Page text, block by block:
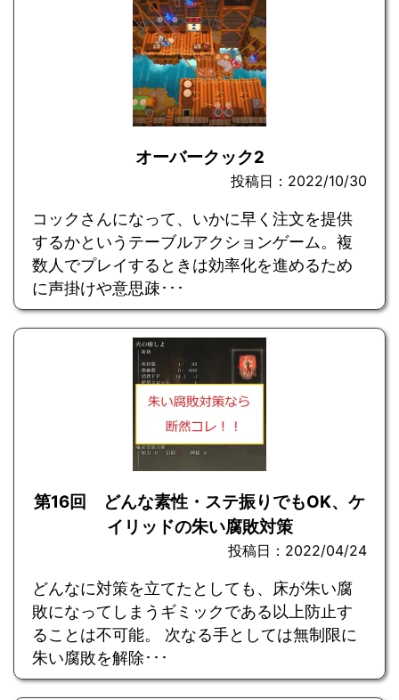
オーバークック2
投稿日：2022/10/30
コックさんになって、いかに早く注文を提供
するかというテーブルアクションゲーム。複
数人でプレイするときは効率化を進めるため
に声掛けや意思疎･･･
第16回 どんな素性・ステ振りでもOK、ケ
イリッドの朱い腐敗対策
投稿日：2022/04/24
どんなに対策を立てたとしても、床が朱い腐
敗になってしまうギミックである以上防止す
ることは不可能。 次なる手としては無制限に
朱い腐敗を解除･･･